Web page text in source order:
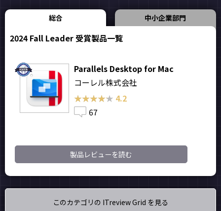
総合 中小企業部門
2024 Fall Leader 受賞製品一覧
Parallels Desktop for Mac
コーレル株式会社
★★★★★
★★★★★ 4.2
67
製品レビューを読む
このカテゴリの ITreview Grid を見る